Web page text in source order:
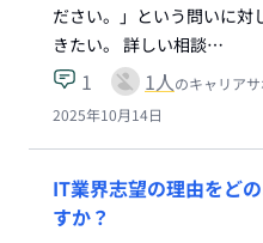
ださい。」という問いに対
きたい。 詳しい相談…
1 1人のキャリア
2025年10月14日
IT業界志望の理由をど
すか？